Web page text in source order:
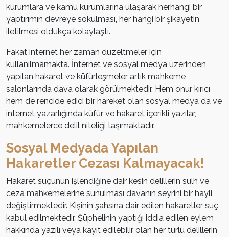
kurumlara ve kamu kurumlarına ulaşarak herhangi bir
yaptırımın devreye sokulması, her hangi bir şikayetin
iletilmesi oldukça kolaylaştı.
Fakat internet her zaman düzeltmeler için
kullanılmamakta. İnternet ve sosyal medya üzerinden
yapılan hakaret ve küfürleşmeler artık mahkeme
salonlarında dava olarak görülmektedir. Hem onur kırıcı
hem de rencide edici bir hareket olan sosyal medya da ve
internet yazarlığında küfür ve hakaret içerikli yazılar,
mahkemelerce delil niteliği taşımaktadır.
Sosyal Medyada Yapılan
Hakaretler Cezası Kalmayacak!
Hakaret suçunun işlendiğine dair kesin delillerin sulh ve
ceza mahkemelerine sunulması davanın seyrini bir hayli
değiştirmektedir. Kişinin şahsına dair edilen hakaretler suç
kabul edilmektedir. Şüphelinin yaptığı iddia edilen eylem
hakkında yazılı veya kayıt edilebilir olan her türlü delillerin